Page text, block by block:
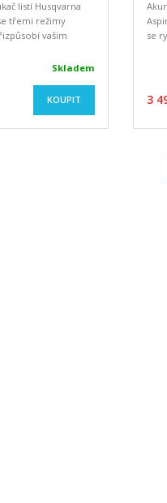
listí Husqvarna
třemi režimy
vašim
Skladem
KOUPIT
se
3